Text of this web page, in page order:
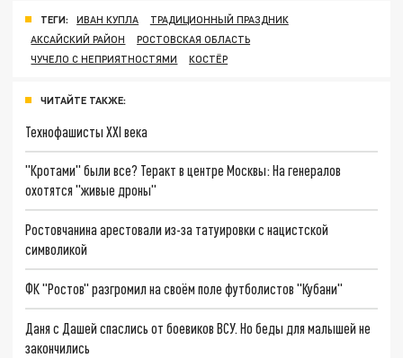
ТЕГИ: ИВАН КУПЛА
ТРАДИЦИОННЫЙ ПРАЗДНИК
АКСАЙСКИЙ РАЙОН
РОСТОВСКАЯ ОБЛАСТЬ
ЧУЧЕЛО С НЕПРИЯТНОСТЯМИ
КОСТЁР
ЧИТАЙТЕ ТАКЖЕ:
Технофашисты XXI века
"Кротами" были все? Теракт в центре Москвы: На генералов
охотятся "живые дроны"
Ростовчанина арестовали из-за татуировки с нацистской
символикой
ФК "Ростов" разгромил на своём поле футболистов "Кубани"
Даня с Дашей спаслись от боевиков ВСУ. Но беды для малышей не
закончились